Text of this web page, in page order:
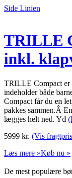
Side Linien
TRILLE
inkl.
TRILLE Compact er
indeholder både
Compact får du en
pakkes sammen.Â
lægges helt ned. Yd
5999 kr. (Vis
Læs mere »Køb nu »
De mest populære